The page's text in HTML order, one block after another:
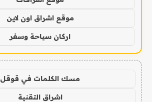
موقع اشراق اون لاين
اركان سياحة وسفر
مسك الكلمات في قوقل
اشراق التقنية